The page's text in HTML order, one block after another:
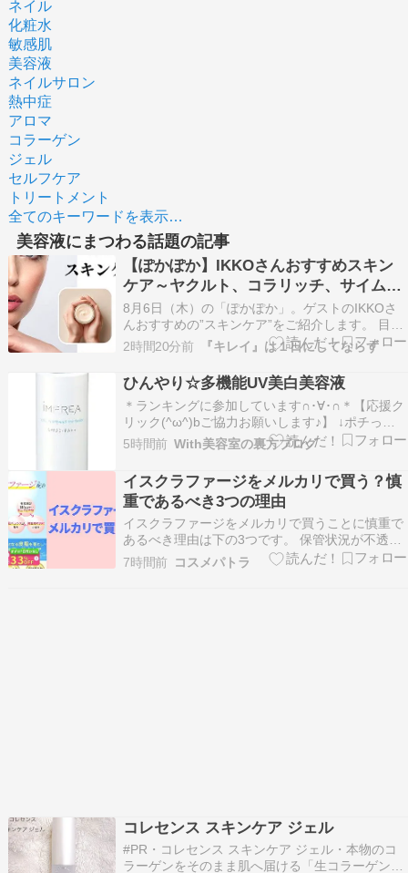
ネイル
化粧水
敏感肌
美容液
ネイルサロン
熱中症
アロマ
コラーゲン
ジェル
セルフケア
トリートメント
全てのキーワードを表示…
美容液にまつわる話題の記事
【ぽかぽか】IKKOさんおすすめスキン
ケア～ヤクルト、コラリッチ、サイムダ
ン～
8月6日（木）の「ぽかぽか」。ゲストのIKKOさ
んおすすめの”スキンケア”をご紹介します。 目次
IKKOさんおすすめスキンケアヤクルト ラクトデ
ュウ S.E.ローションキューサイ コラリッチ リバ
イタリペアローションサイムダンプレミアム スー
パーリッチ美容液化粧水サイムダン プ…
2時間20分前 『キレイ』は１日にしてならず
ひんやり☆多機能UV美白美容液
＊ランキングに参加しています∩･∀･∩＊【応援ク
リック(^ω^)bご協力お願いします♪】 ↓ポチっと
なにほんブログ村ヘアケアランキング美容室・サ
ロンランキング 今日は立秋暦の上では秋でも毎日
暑くてまだまだ日差しが強いけど「日焼けしたく
ない」エアコンや扇風機で「肌が乾燥する」暑
い…
5時間前 With美容室の裏方ブログ
イスクラファージをメルカリで買う？慎
重であるべき3つの理由
イスクラファージをメルカリで買うことに慎重で
あるべき理由は下の3つです。 保管状況が不透明
安全性の不安 メルカリが安く買えるとは限らない
それぞれ、詳しくは本文でお伝えします。※メル
7時間前 コスメパトラ
コレセンス スキンケア ジェル
#PR・コレセンス スキンケア ジェル・本物のコ
ラーゲンをそのまま肌へ届ける「生コラーゲン」